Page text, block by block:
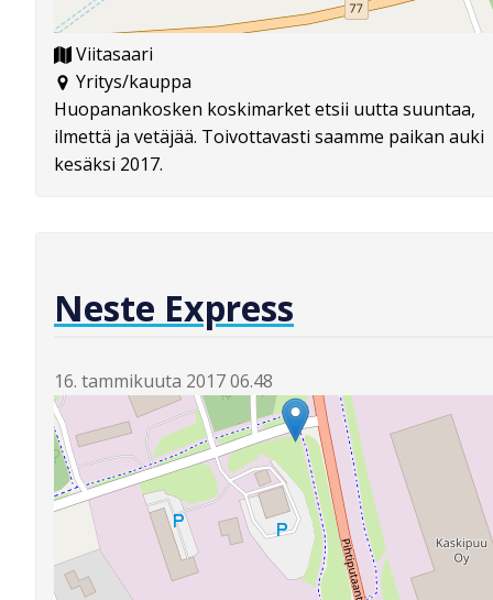
Viitasaari
Yritys/kauppa
Huopanankosken koskimarket etsii uutta suuntaa,
ilmettä ja vetäjää. Toivottavasti saamme paikan auki
kesäksi 2017.
Neste Express
16. tammikuuta 2017 06.48